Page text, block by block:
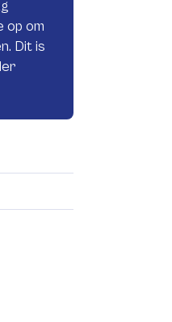
op om
Dit is